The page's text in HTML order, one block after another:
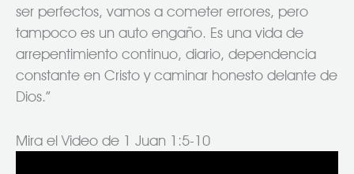
ser perfectos, vamos a cometer errores, pero
tampoco es un auto engaño. Es una vida de
arrepentimiento continuo, diario, dependencia
constante en Cristo y caminar honesto delante de
Dios.”
Mira el Video de 1 Juan 1:5-10